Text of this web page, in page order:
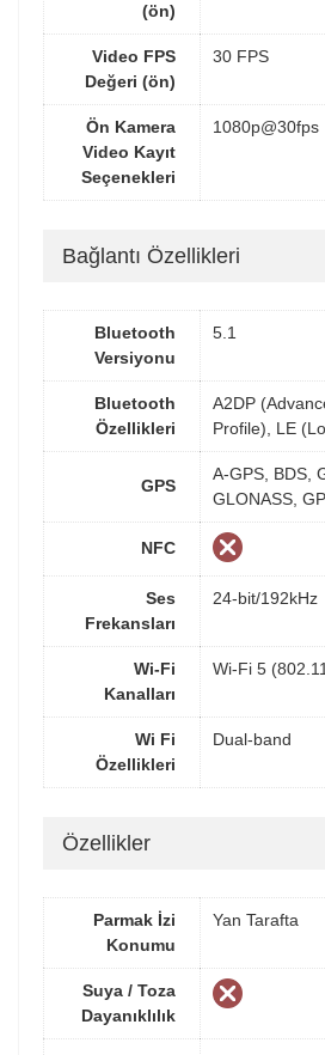
(ön)
Video FPS
Değeri (ön)
30 FPS
Ön Kamera
Video Kayıt
Seçenekleri
1080p@30fps
Bağlantı Özellikleri
Bluetooth
Versiyonu
5.1
Bluetooth
Özellikleri
A2DP
Profile), LE
GPS
A-GPS, BDS,
GLONASS,
NFC
Ses
Frekansları
24-bit/192kHz
Wi-Fi
Kanalları
Wi-Fi 5
Wi Fi
Özellikleri
Dual-band
Özellikler
Parmak İzi
Konumu
Yan Tarafta
Suya / Toza
Dayanıklılık